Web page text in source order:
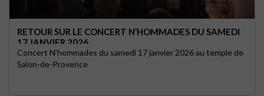
RETOUR SUR LE CONCERT N’HOMMADES DU SAMEDI
17 JANVIER 2026
Concert N'hommades du samedi 17 janvier 2026 au temple de
Salon-de-Provence